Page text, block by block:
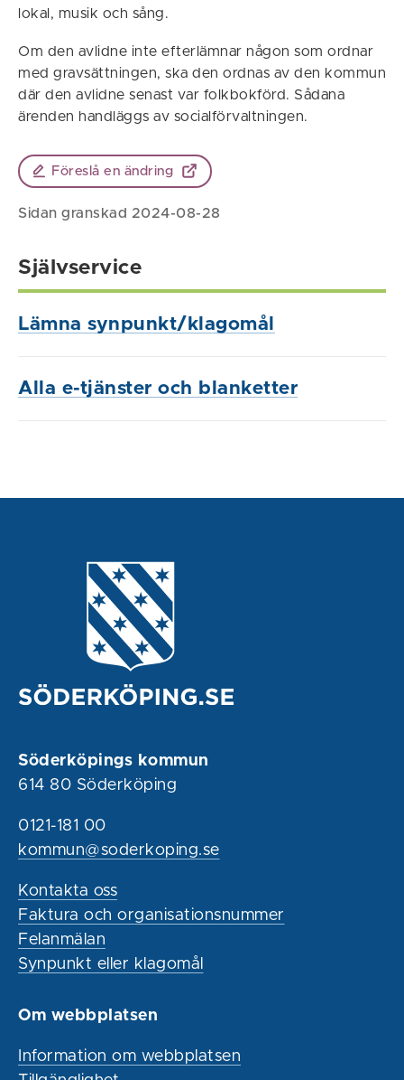
lokal, musik och sång.
Om den avlidne inte efterlämnar någon som ordnar
med gravsättningen, ska den ordnas av den kommun
där den avlidne senast var folkbokförd. Sådana
ärenden handläggs av socialförvaltningen.
Föreslå en ändring
Sidan granskad 2024-08-28
Självservice
Lämna synpunkt/klagomål
Alla e-tjänster och blanketter
Söderköpings kommun
614 80 Söderköping
0121-181 00
kommun@soderkoping.se
Kontakta oss
Faktura och organisationsnummer
Felanmälan
Synpunkt eller klagomål
Om webbplatsen
Information om webbplatsen